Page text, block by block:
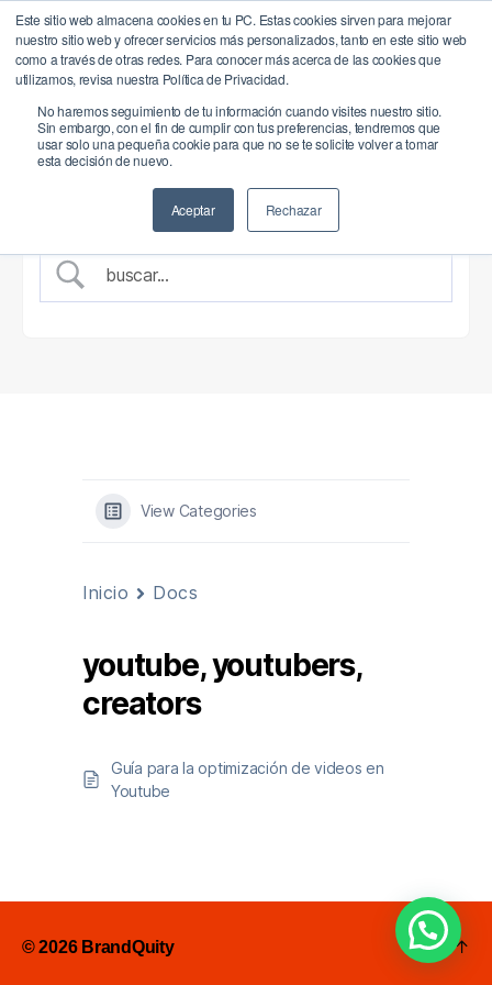
Este sitio web almacena cookies en tu PC. Estas cookies sirven para mejorar
nuestro sitio web y ofrecer servicios más personalizados, tanto en este sitio web
como a través de otras redes. Para conocer más acerca de las cookies que
utilizamos, revisa nuestra Política de Privacidad.
No haremos seguimiento de tu información cuando visites nuestro sitio.
Sin embargo, con el fin de cumplir con tus preferencias, tendremos que
usar solo una pequeña cookie para que no se te solicite volver a tomar
esta decisión de nuevo.
Aceptar Rechazar
BrandQuity
Buscar documentos
View Categories
Inicio Docs
youtube, youtubers,
creators
Guía para la optimización de videos en
Youtube
© 2026 BrandQuity Subir↑